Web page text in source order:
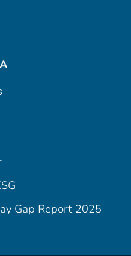
Gap Report 2025